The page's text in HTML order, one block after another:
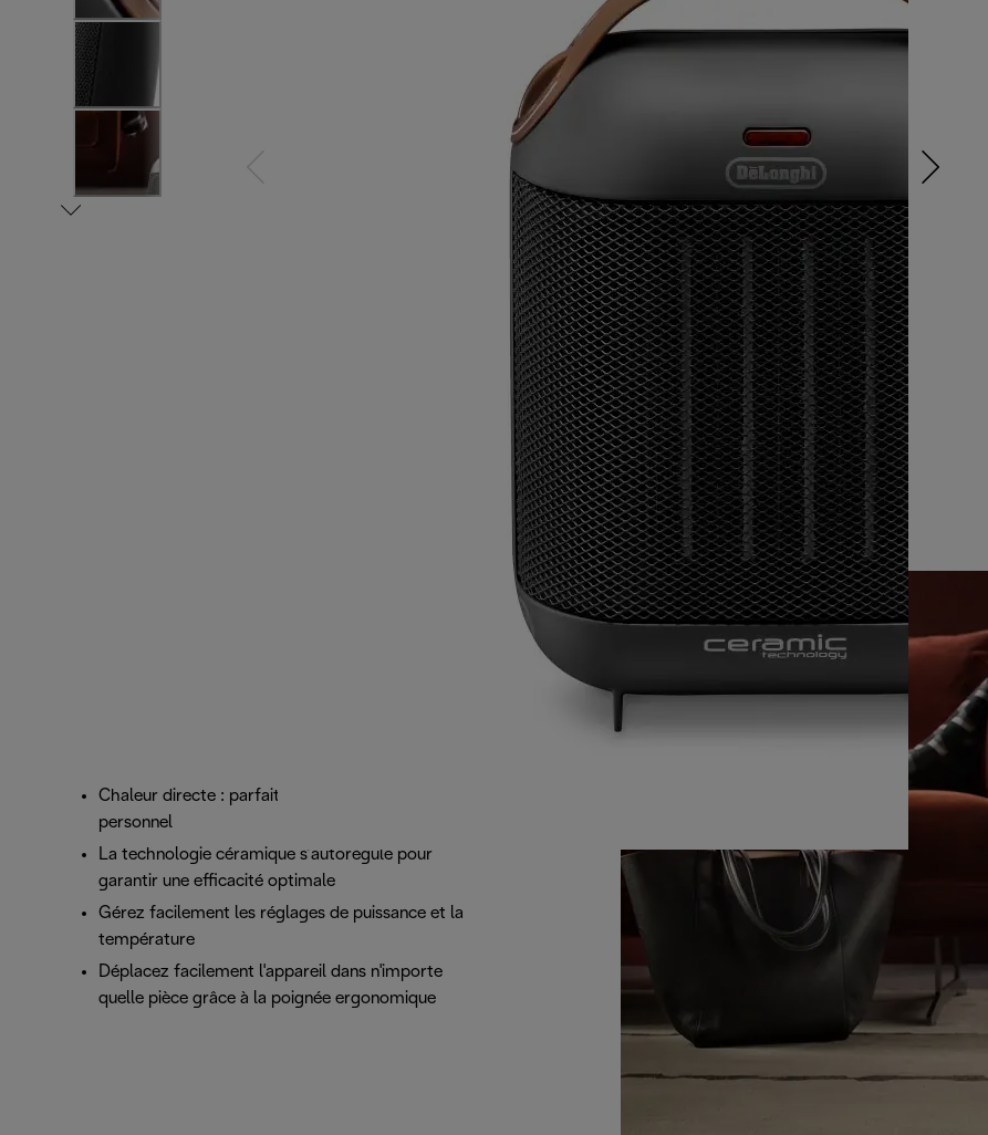
Chaleur directe : parfait comme chauffage
personnel
La technologie céramique s’autorégule pour
garantir une efficacité optimale
Gérez facilement les réglages de puissance et la
température
Déplacez facilement l'appareil dans n'importe
quelle pièce grâce à la poignée ergonomique